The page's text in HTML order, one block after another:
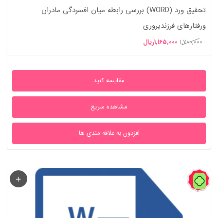
تحقیق ورد (WORD) بررسي رابطه ميان افسردگي مادران
ورفتارهاي فرزندپروري
1,700,000 قیمت
1,700,000ریال
1,165,000ریال
1,165,000ریال
مقایسه کنید
مشاهده سریع
افزدون به علاقه مندی ها
31%